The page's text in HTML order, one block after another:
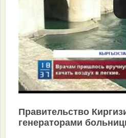
Правительство
генераторами